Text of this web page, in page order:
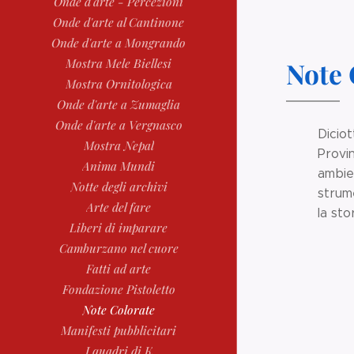
Onde d'arte al Cantinone
Onde d'arte a Mongrando
Mostra Mele Biellesi
Mostra Ornitologica
Onde d'arte a Zumaglia
Onde d'arte a Vergnasco
Mostra Nepal
Anima Mundi
Notte degli archivi
Arte del fare
Liberi di imparare
Camburzano nel cuore
Fatti ad arte
Fondazione Pistoletto
Note Colorate
Manifesti pubblicitari
I quadri di K
Note
la